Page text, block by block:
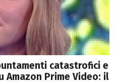
catastrofici e
Prime Video: il